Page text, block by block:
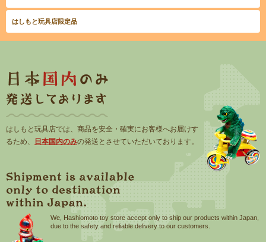
はしもと玩具店限定品
はしもと玩具店では、商品を安全・確実にお客様へお届けす
るため、
日本国内のみの発送とさせていただいております。
We, Hashiomoto toy store accept only to ship our products within Japan,
due to the safety and reliable delivery to our customers.